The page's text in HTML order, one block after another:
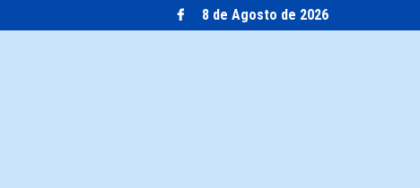
8 de Agosto de 2026